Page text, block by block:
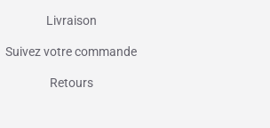
Livraison
Suivez votre commande
Retours